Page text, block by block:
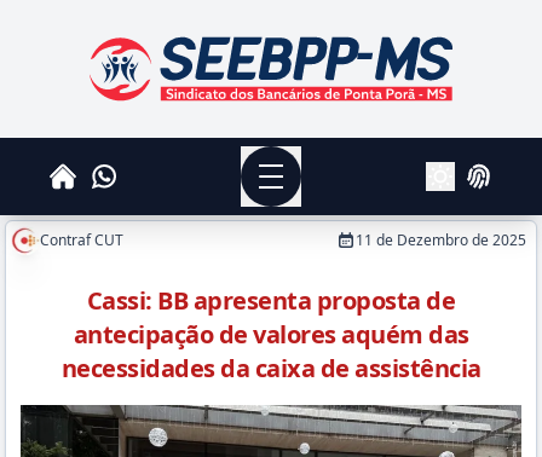
SEEBPPMS - Sindicato dos Bancários de Ponta
HomeWhatsapp
Menu
AlterarLogin
Contraf CUT 11 de Dezembro de 2025
Cassi: BB apresenta proposta de
antecipação de valores aquém das
necessidades da caixa de assistência